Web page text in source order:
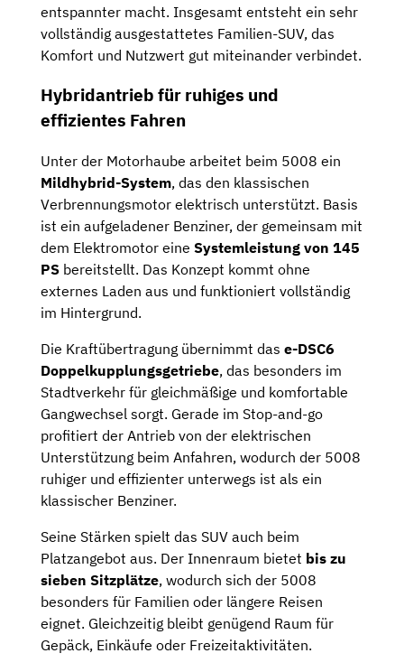
entspannter macht. Insgesamt entsteht ein sehr
vollständig ausgestattetes Familien-SUV, das
Komfort und Nutzwert gut miteinander verbindet.
Hybridantrieb für ruhiges und
effizientes Fahren
Unter der Motorhaube arbeitet beim 5008 ein
Mildhybrid-System, das den klassischen
Verbrennungsmotor elektrisch unterstützt. Basis
ist ein aufgeladener Benziner, der gemeinsam mit
dem Elektromotor eine Systemleistung von 145
PS bereitstellt. Das Konzept kommt ohne
externes Laden aus und funktioniert vollständig
im Hintergrund.
Die Kraftübertragung übernimmt das e-DSC6
Doppelkupplungsgetriebe, das besonders im
Stadtverkehr für gleichmäßige und komfortable
Gangwechsel sorgt. Gerade im Stop-and-go
profitiert der Antrieb von der elektrischen
Unterstützung beim Anfahren, wodurch der 5008
ruhiger und effizienter unterwegs ist als ein
klassischer Benziner.
Seine Stärken spielt das SUV auch beim
Platzangebot aus. Der Innenraum bietet bis zu
sieben Sitzplätze, wodurch sich der 5008
besonders für Familien oder längere Reisen
eignet. Gleichzeitig bleibt genügend Raum für
Gepäck, Einkäufe oder Freizeitaktivitäten.